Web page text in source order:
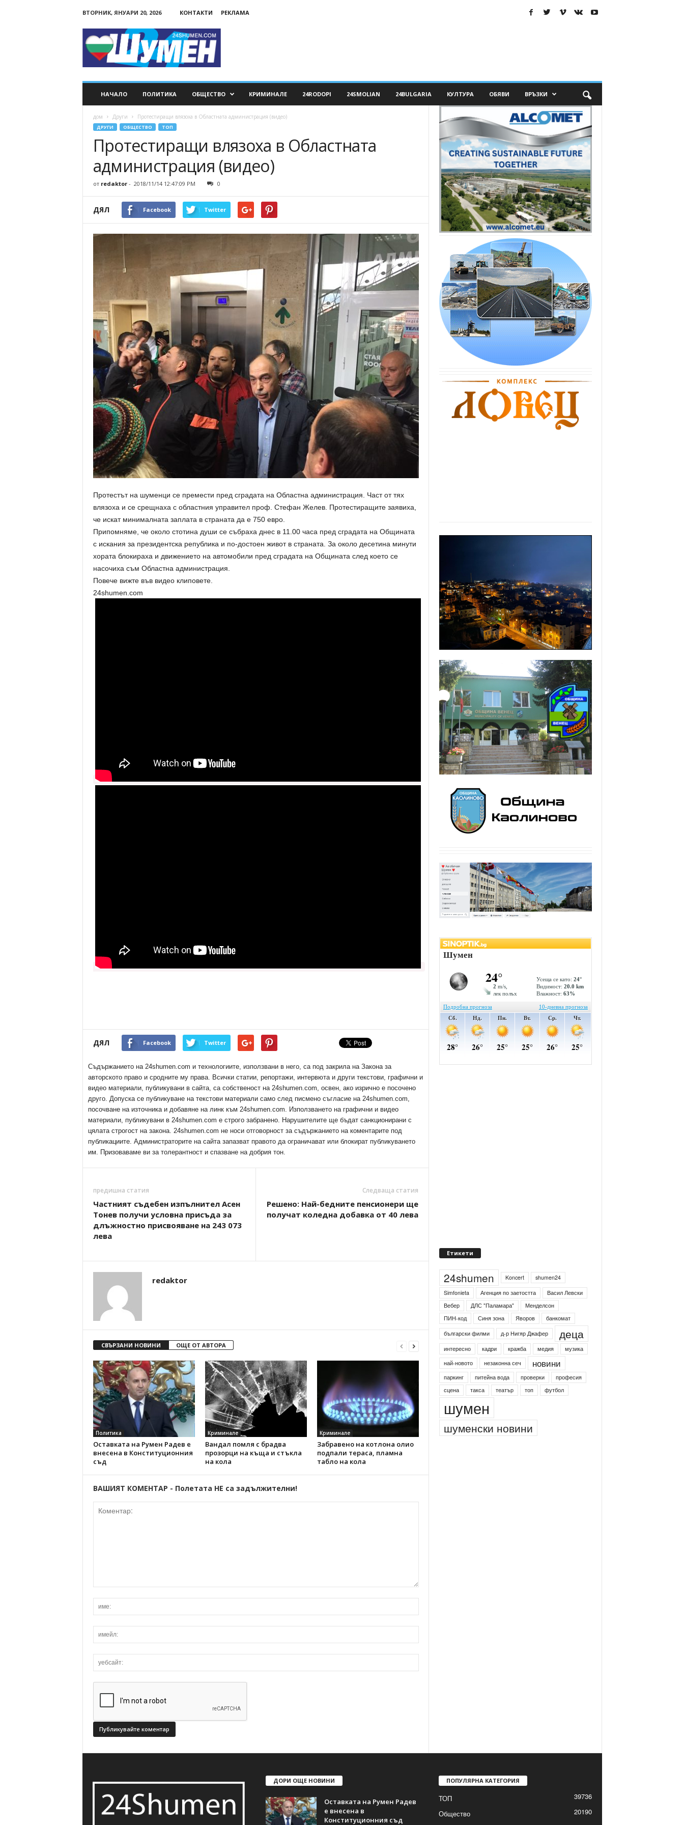
ВТОРНИК, ЯНУАРИ 20, 2026 КОНТАКТИ РЕКЛАМА
НАЧАЛО ПОЛИТИКА ОБЩЕСТВО КРИМИНАЛЕ 24RODOPI 24SMOLIAN 24BULGARIA КУЛТУРА ОБЯВИ ВРЪЗКИ
дом Други Протестиращи влязоха в Областната администрация (видео)
ДРУГИ ОБЩЕСТВО ТОП
Протестиращи влязоха в Областната
администрация (видео)
от redaktor- 2018/11/14 12:47:09 PM 0
ДЯЛ Facebook Twitter
Протестът на шуменци се премести пред сградата на Областна администрация. Част от тях
влязоха и се срещнаха с областния управител проф. Стефан Желев. Протестиращите заявиха,
че искат минималната заплата в страната да е 750 евро.
Припомняме, че около стотина души се събраха днес в 11.00 часа пред сградата на Общината
с искания за президентска република и по-достоен живот в страната. За около десетина минути
хората блокираха и движението на автомобили пред сградата на Общината след което се
насочиха съм Областна администрация.
Повече вижте във видео клиповете.
24shumen.com
ДЯЛ Facebook Twitter
Съдържанието на 24shumen.com и технологиите, използвани в него, са под закрила на Закона за
авторското право и сродните му права. Всички статии, репортажи, интервюта и други текстови, графични и
видео материали, публикувани в сайта, са собственост на 24shumen.com, освен, ако изрично е посочено
друго. Допуска се публикуване на текстови материали само след писмено съгласие на 24shumen.com,
посочване на източника и добавяне на линк към 24shumen.com. Използването на графични и видео
материали, публикувани в 24shumen.com е строго забранено. Нарушителите ще бъдат санкционирани с
цялата строгост на закона. 24shumen.com не носи отговорност за съдържанието на коментарите под
публикациите. Администраторите на сайта запазват правото да ограничават или блокират публикуването
им. Призоваваме ви за толерантност и спазване на добрия тон.
предишна статия
Частният съдебен изпълнител Асен
Тонев получи условна присъда за
длъжностно присвояване на 243 073
лева
Следваща статия
Решено: Най-бедните пенсионери ще
получат коледна добавка от 40 лева
redaktor
СВЪРЗАНИ НОВИНИ ОЩЕ ОТ АВТОРА
Политика
Оставката на Румен Радев е
внесена в Конституционния
съд
Криминале
Вандал помля с брадва
прозорци на къща и стъкла
на кола
Криминале
Забравено на котлона олио
подпали тераса, пламна
табло на кола
ВАШИЯТ КОМЕНТАР - Полетата НЕ са задължителни!
Етикети
24shumen Koncert
shumen24
Simfonieta
Агенция по заетостта
Васил Левски
Вебер
ДЛС "Паламара"
Менделсон
ПИН-код
Синя зона Яворов
банкомат
български филми
д-р Нигяр Джафер деца
интересно кадри кражба медия
музика
най-новото
незаконна сеч новини
паркинг питейна вода проверки
професия
сцена
такса театър топ футбол
шумен
шуменски новини
ДОРИ ОЩЕ НОВИНИ
Оставката на Румен Радев
е внесена в
Конституционния съд
ПОПУЛЯРНА КАТЕГОРИЯ
ТОП
39736
Общество
20190